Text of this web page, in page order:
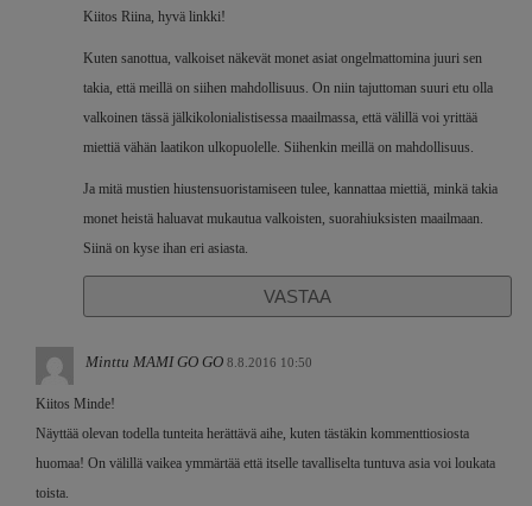
Kiitos Riina, hyvä linkki!
Kuten sanottua, valkoiset näkevät monet asiat ongelmattomina juuri sen
takia, että meillä on siihen mahdollisuus. On niin tajuttoman suuri etu olla
valkoinen tässä jälkikolonialistisessa maailmassa, että välillä voi yrittää
miettiä vähän laatikon ulkopuolelle. Siihenkin meillä on mahdollisuus.
Ja mitä mustien hiustensuoristamiseen tulee, kannattaa miettiä, minkä takia
monet heistä haluavat mukautua valkoisten, suorahiuksisten maailmaan.
Siinä on kyse ihan eri asiasta.
VASTAA
Minttu MAMI GO GO 8.8.2016 10:50
Kiitos Minde!
Näyttää olevan todella tunteita herättävä aihe, kuten tästäkin kommenttiosiosta
huomaa! On välillä vaikea ymmärtää että itselle tavalliselta tuntuva asia voi loukata
toista.